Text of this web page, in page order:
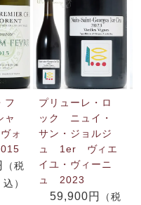
フ
ャ
ォ
（税
込）
プリューレ・ロ
ック ニュイ・
サン・ジョルジ
ュ 1er ヴィエ
イユ・ヴィーニ
ュ 2023
59,900円
（税